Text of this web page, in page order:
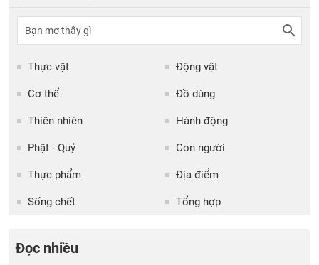
Thực vật Động vật
Cơ thể Đồ dùng
Thiên nhiên Hành động
Phật - Quỷ Con người
Thực phẩm Địa điểm
Sống chết Tổng hợp
Đọc nhiều